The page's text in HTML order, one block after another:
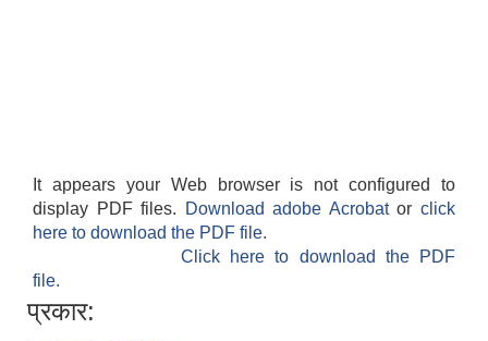
It appears your Web browser is not configured to
display PDF files.
Download adobe Acrobatorclick
here to download the PDF file.
Click here to download the PDF
file.
प्रकार: